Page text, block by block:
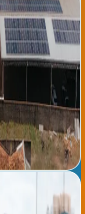
planetaria. Sin
importantes: red
masiva para
como solar y
de energía
El plan debe
trabajadores en
depende menos
Los
que Brasil
ambiciosa mientras
social. Si tiene
para países en
con
preparación